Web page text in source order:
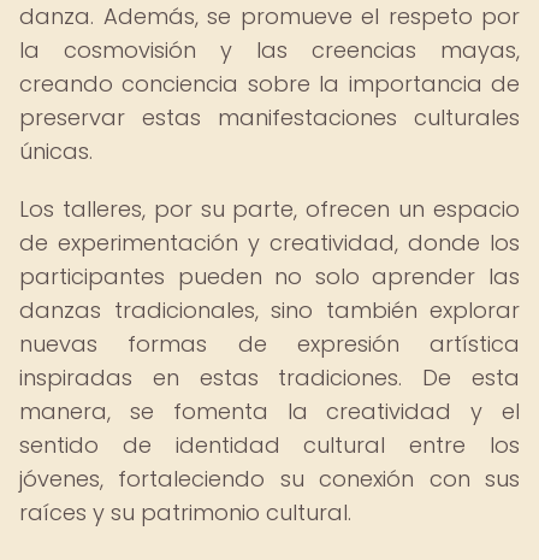
danza. Además, se promueve el respeto por
la cosmovisión y las creencias mayas,
creando conciencia sobre la importancia de
preservar estas manifestaciones culturales
únicas.
Los talleres, por su parte, ofrecen un espacio
de experimentación y creatividad, donde los
participantes pueden no solo aprender las
danzas tradicionales, sino también explorar
nuevas formas de expresión artística
inspiradas en estas tradiciones. De esta
manera, se fomenta la creatividad y el
sentido de identidad cultural entre los
jóvenes, fortaleciendo su conexión con sus
raíces y su patrimonio cultural.